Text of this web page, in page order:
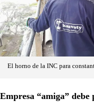
El horno de la INC para
Empresa “amiga”